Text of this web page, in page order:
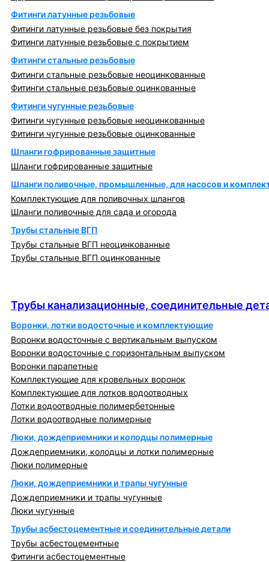
Фитинги латунные резьбовые
Фитинги латунные резьбовые без покрытия
Фитинги латунные резьбовые с покрытием
Фитинги стальные резьбовые
Фитинги стальные резьбовые неоцинкованные
Фитинги стальные резьбовые оцинкованные
Фитинги чугунные резьбовые
Фитинги чугунные резьбовые неоцинкованные
Фитинги чугунные резьбовые оцинкованные
Шланги гофрированные защитные
Шланги гофрированные защитные
Шланги поливочные, промышленные, для насосов и
Комплектующие для поливочных шлангов
Шланги поливочные для сада и огорода
Трубы стальные ВГП
Трубы стальные ВГП неоцинкованные
Трубы стальные ВГП оцинкованные
Трубы канализационные, соединительные
Воронки, лотки водосточные и комплектующие
Воронки водосточные с вертикальным выпуском
Воронки водосточные с горизонтальным выпуском
Воронки парапетные
Комплектующие для кровельных воронок
Комплектующие для лотков водоотводных
Лотки водоотводные полимербетонные
Лотки водоотводные полимерные
Люки, дождеприемники и колодцы полимерные
Дождеприемники, колодцы и лотки полимерные
Люки полимерные
Люки, дождеприемники и трапы чугунные
Дождеприемники и трапы чугунные
Люки чугунные
Трубы асбестоцементные и соединительные детали
Трубы асбестоцементные
Фитинги асбестоцементные